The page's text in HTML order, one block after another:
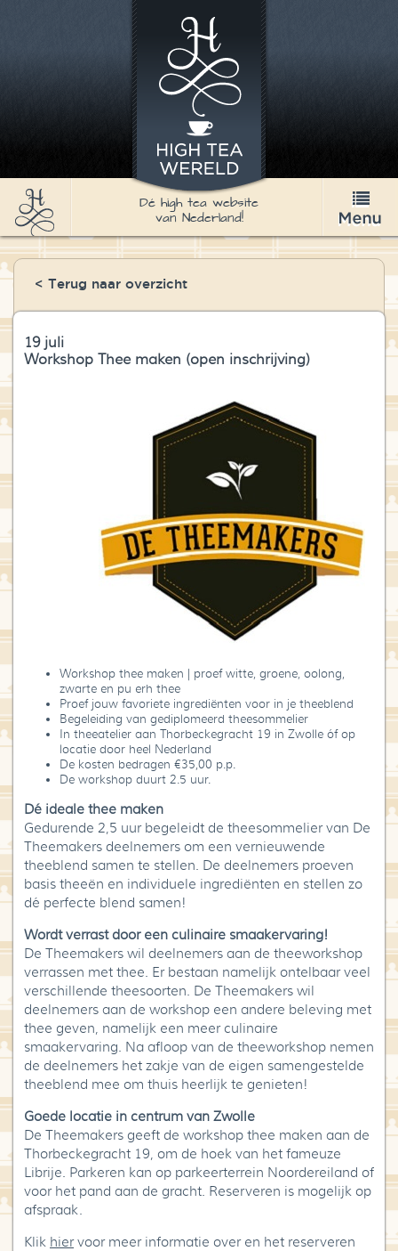
High Tea
Recepten
Thee
Dé high tea website
van Nederland!
< Terug naar overzicht
19 juli
Workshop Thee maken (open inschrijving)
Workshop thee maken | proef witte, groene, oolong,
zwarte en pu erh thee
Proef jouw favoriete ingrediënten voor in je theeblend
Begeleiding van gediplomeerd theesommelier
In theeatelier aan Thorbeckegracht 19 in Zwolle óf op
locatie door heel Nederland
De kosten bedragen €35,00 p.p.
De workshop duurt 2.5 uur.
Dé ideale thee maken
Gedurende 2,5 uur begeleidt de theesommelier van De
Theemakers deelnemers om een vernieuwende
theeblend samen te stellen. De deelnemers proeven
basis theeën en individuele ingrediënten en stellen zo
dé perfecte blend samen!
Wordt verrast door een culinaire smaakervaring!
De Theemakers wil deelnemers aan de theeworkshop
verrassen met thee. Er bestaan namelijk ontelbaar veel
verschillende theesoorten. De Theemakers wil
deelnemers aan de workshop een andere beleving met
thee geven, namelijk een meer culinaire
smaakervaring. Na afloop van de theeworkshop nemen
de deelnemers het zakje van de eigen samengestelde
theeblend mee om thuis heerlijk te genieten!
Goede locatie in centrum van Zwolle
De Theemakers geeft de workshop thee maken aan de
Thorbeckegracht 19, om de hoek van het fameuze
Librije. Parkeren kan op parkeerterrein Noordereiland of
voor het pand aan de gracht. Reserveren is mogelijk op
afspraak.
Klik hiervoor meer informatie over en het reserveren